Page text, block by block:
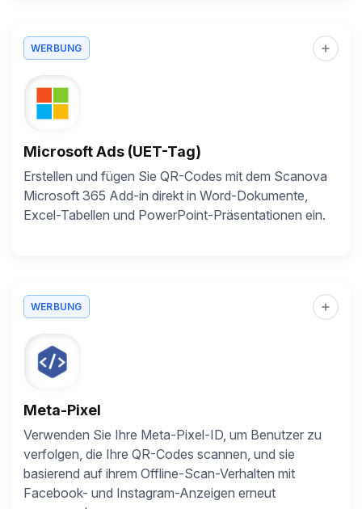
WERBUNG
Microsoft Ads (UET-Tag)
Erstellen und fügen Sie QR-Codes mit dem Scanova
Microsoft 365 Add-in direkt in Word-Dokumente,
Excel-Tabellen und PowerPoint-Präsentationen ein.
WERBUNG
Meta-Pixel
Verwenden Sie Ihre Meta-Pixel-ID, um Benutzer zu
verfolgen, die Ihre QR-Codes scannen, und sie
basierend auf ihrem Offline-Scan-Verhalten mit
Facebook- und Instagram-Anzeigen erneut